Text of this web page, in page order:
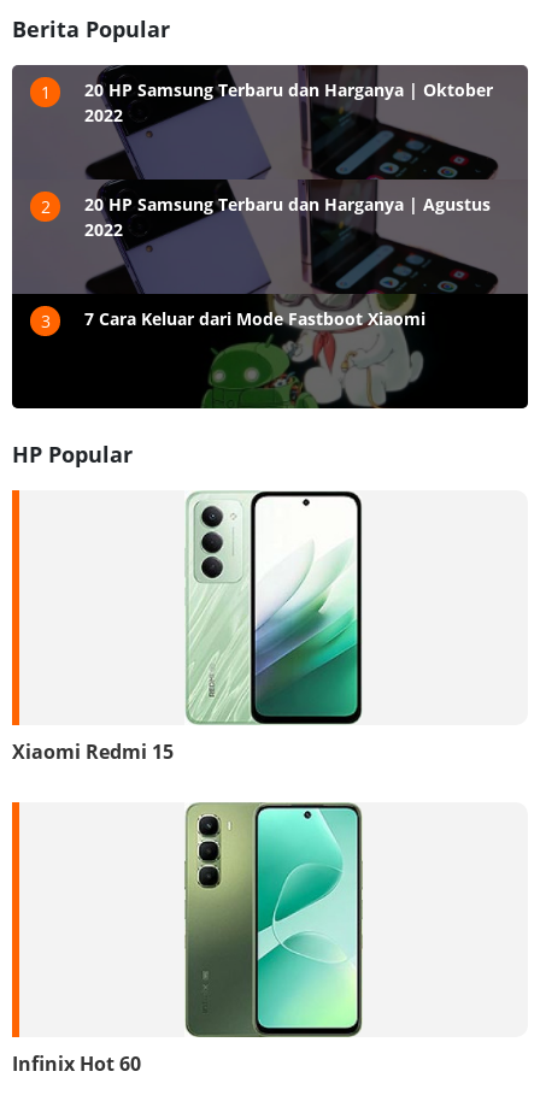
Berita Popular
1
20 HP Samsung Terbaru dan Harganya | Oktober
2022
2
20 HP Samsung Terbaru dan Harganya | Agustus
2022
3 7 Cara Keluar dari Mode Fastboot Xiaomi
HP Popular
Xiaomi Redmi 15
Infinix Hot 60